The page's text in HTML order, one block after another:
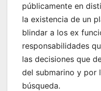
públicamente en
la existencia de un
blindar a los ex
responsabilidades
las decisiones que
del submarino y por
búsqueda.